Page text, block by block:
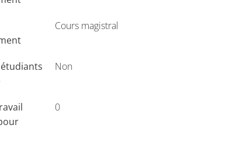
Cours magistral
Non
0